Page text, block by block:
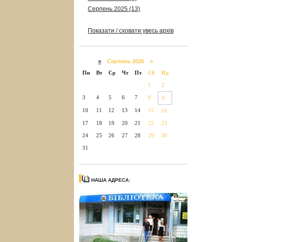
Серпень 2025 (13)
Показати / сховати увесь архів
« Серпень 2026 »
Пн
Вт Ср Чт Пт Сб Нд
1 2
3 4 5 6 7 8 9
10 11 12 13 14 15 16
17 18 19 20 21 22 23
24 25 26 27 28 29 30
31
НАША АДРЕСА: